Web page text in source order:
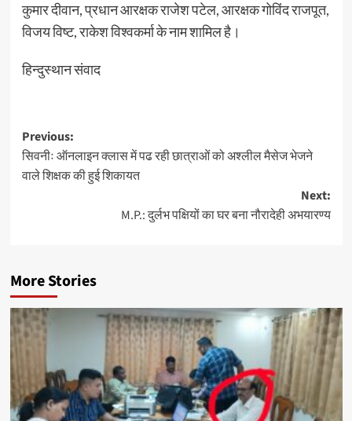
कुमार दीवान, प्रधान आरक्षक राजेश पटेल, आरक्षक गोविंद राजपूत,
विजय विष्ट, राकेश विश्वकर्मा के नाम शामिल है।
हिन्दुस्थान संवाद
Post
navigation
Previous:
सिवनीः ऑनलाइन क्लास में पढ रही छात्राओं को अश्लील मैसेज भेजने
वाले शिक्षक की हुई शिकायत
Next:
M.P.: दुर्लभ पक्षियों का घर बना नौरादेही अभयारण्य
More Stories